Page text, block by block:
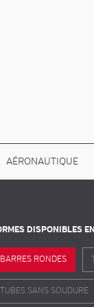
AÉRONAUTIQUE
DISPONIBLES
BARRES RONDES
TUBES SANS SOUDURE